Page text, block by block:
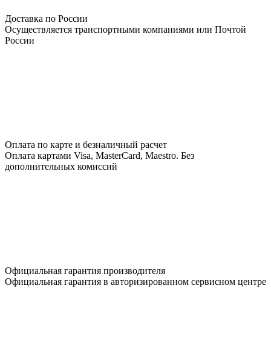
Доставка по России
Осуществляется транспортными компаниями или Почтой
России
Оплата по карте и безналичный расчет
Оплата картами Visa, MasterCard, Maestro. Без
дополнительных комиссий
Официальная гарантия производителя
Официальная гарантия в авторизированном сервисном центре